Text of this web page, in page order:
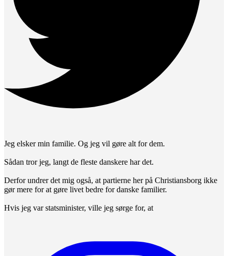
Jeg elsker min familie. Og jeg vil gøre alt for dem.
Sådan tror jeg, langt de fleste danskere har det.
Derfor undrer det mig også, at partierne her på Christiansborg ikke
gør mere for at gøre livet bedre for danske familier.
Hvis jeg var statsminister, ville jeg sørge for, at